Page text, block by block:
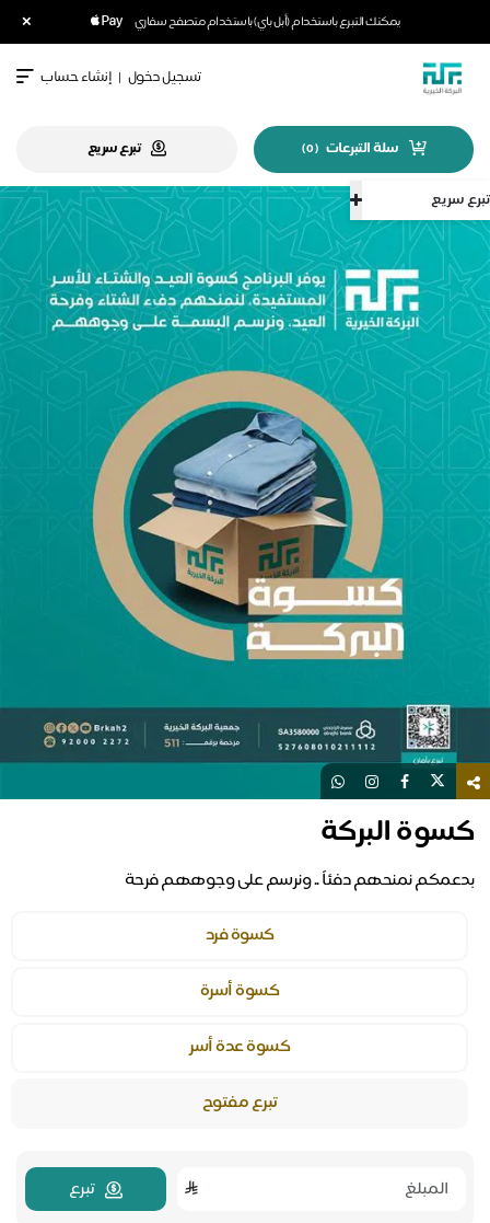
يمكنك التبرع باستخدام (أبل باي) باستخدام متصفح سفاري ×
تبرع سريع
تسجيل دخول | إنشاء حساب
سلة التبرعات (
0
) تبرع سريع
كسوة البركة
بدعمكم نمنحهم دفئاً .. ونرسم على وجوههم فرحة
كسوة فرد
كسوة أسرة
كسوة عدة أسر
تبرع مفتوح
تبرع